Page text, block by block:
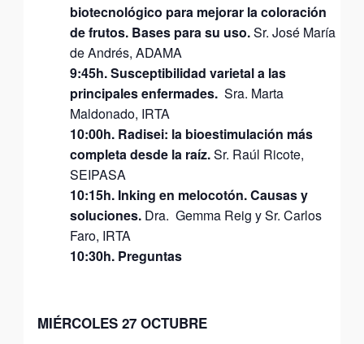
biotecnológico para mejorar la coloración
de frutos. Bases para su uso.Sr. José María
de Andrés, ADAMA
9:45h. Susceptibilidad varietal a las
principales enfermades. Sra. Marta
Maldonado, IRTA
10:00h. Radisei: la bioestimulación más
completa desde la raíz.Sr. Raúl Ricote,
SEIPASA
10:15h. Inking en melocotón.Causasy
soluciones. Dra.Gemma Reig y Sr. Carlos
Faro, IRTA
10:30h. Preguntas
MIÉRCOLES 27 OCTUBRE